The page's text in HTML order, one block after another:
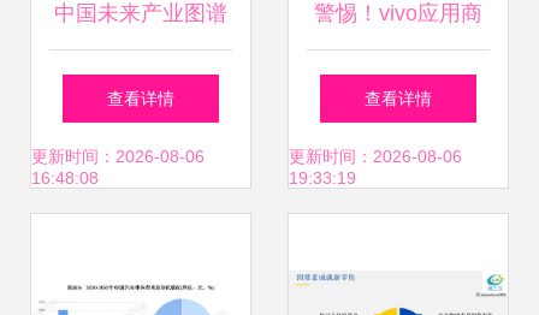
中国未来产业图谱
⑦ 未来产业城市发
展样本——北京量
互联网软硬件新浪
查看详情
更新时间：2026-08-06
16:48:08
警惕！vivo应用商
店游戏诱导未成年
人消费 8岁儿童两
家长如何维权？
查看详情
更新时间：2026-08-06
19:33:19